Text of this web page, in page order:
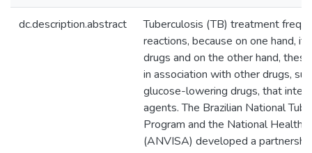
dc.description.abstract
Tuberculosis (TB) treatment
reactions, because on one hand,
drugs and on the other hand,
in association with other drugs,
glucose-lowering drugs, that
agents. The Brazilian National
Program and the National Health
(ANVISA) developed a